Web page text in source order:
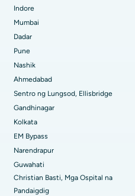
Bangalore
Main Road, Visakhapatnam
Nagar Road, Karimnagar
Karaikudi
Warangal
Colony, Bhopal
Bangalore
Nagar, Madurai
Indore
Mumbai
Dadar
Pune
Nashik
Ahmedabad
Sentro ng Lungsod, Ellisbridge
Gandhinagar
Kolkata
EM Bypass
Narendrapur
Guwahati
Christian Basti, Mga Ospital na
Pandaigdig